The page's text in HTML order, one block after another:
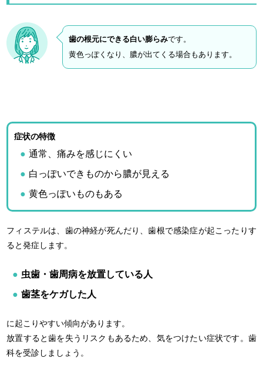
歯の根元にできる白い膨らみです。
黄色っぽくなり、膿が出てくる場合もあります。
症状の特徴
通常、痛みを感じにくい
白っぽいできものから膿が見える
黄色っぽいものもある
フィステルは、歯の神経が死んだり、歯根で感染症が起こったりす
ると発症します。
虫歯・歯周病を放置している人
歯茎をケガした人
に起こりやすい傾向があります。
放置すると歯を失うリスクもあるため、気をつけたい症状です。歯
科を受診しましょう。